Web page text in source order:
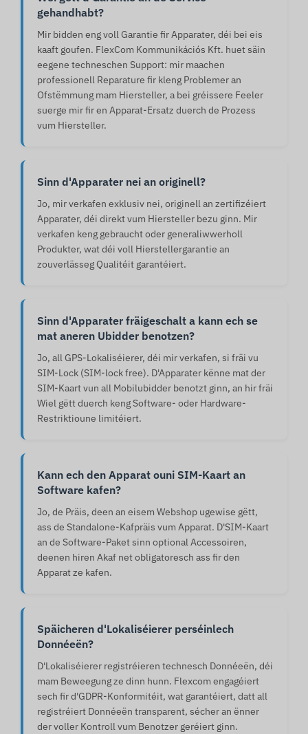
gehandhabt?
Mir bidden eng voll Garantie fir Apparater, déi bei eis
kaaft goufen. FlexCom Kommunikációs Kft. huet säin
eegene techneschen Support: mir maachen
professionell Reparature fir kleng Problemer an
Ofstëmmung mam Hiersteller, a bei gréissere Feeler
suerge mir fir en Apparat-Ersatz duerch de Prozess
vum Hiersteller.
Sinn d'Apparater nei an originell?
Jo, mir verkafen exklusiv nei, originell an zertifizéiert
Apparater, déi direkt vum Hiersteller bezu ginn. Mir
verkafen keng gebraucht oder generaliwwerholl
Produkter, wat déi voll Hierstellergarantie an
zouverlässeg Qualitéit garantéiert.
Sinn d'Apparater fräigeschalt a kann ech se
mat aneren Ubidder benotzen?
Jo, all GPS-Lokaliséierer, déi mir verkafen, si fräi vu
SIM-Lock (SIM-lock free). D'Apparater kënne mat der
SIM-Kaart vun all Mobilubidder benotzt ginn, an hir fräi
Wiel gëtt duerch keng Software- oder Hardware-
Restriktioune limitéiert.
Kann ech den Apparat ouni SIM-Kaart an
Software kafen?
Jo, de Präis, deen an eisem Webshop ugewise gëtt,
ass de Standalone-Kafpräis vum Apparat. D'SIM-Kaart
an de Software-Paket sinn optional Accessoiren,
deenen hiren Akaf net obligatoresch ass fir den
Apparat ze kafen.
Späicheren d'Lokaliséierer perséinlech
Donnéeën?
D'Lokaliséierer registréieren technesch Donnéeën, déi
mam Beweegung ze dinn hunn. Flexcom engagéiert
sech fir d'GDPR-Konformitéit, wat garantéiert, datt all
registréiert Donnéeën transparent, sécher an ënner
der voller Kontroll vum Benotzer geréiert ginn.